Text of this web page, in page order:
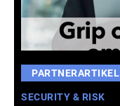
PARTNERARTIKEL
SECURITY & RISK